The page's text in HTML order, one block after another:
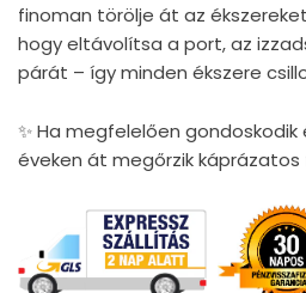
finoman törölje át az
hogy eltávolítsa a port, az
párát – így minden ékszere
✨ Ha megfelelően gondoskodik
éveken át megőrzik káprázatos